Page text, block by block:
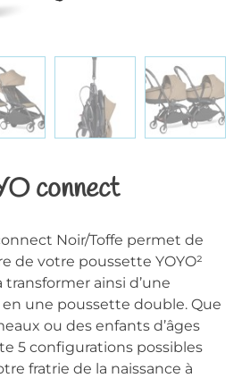
connect
Noir/Toffe permet de
de votre poussette YOYO²
transformer ainsi d’une
une poussette double. Que
ou des enfants d’âges
5 configurations possibles
fratrie de la naissance à